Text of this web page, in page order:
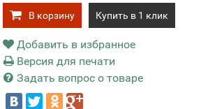
В корзину Купить в 1 клик
Добавить в избранное
Версия для печати
Задать вопрос о товаре